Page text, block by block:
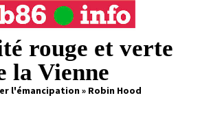
rouge et verte
la Vienne
l'émancipation » Robin Hood